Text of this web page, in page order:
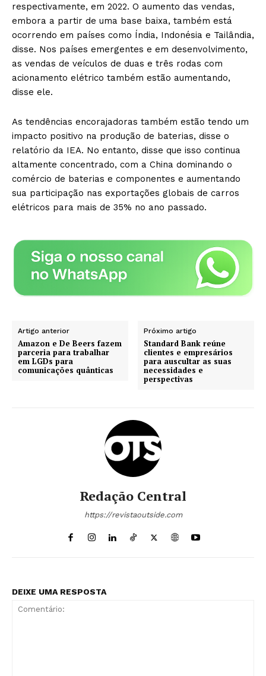
respectivamente, em 2022. O aumento das vendas,
embora a partir de uma base baixa, também está
ocorrendo em países como Índia, Indonésia e Tailândia,
disse. Nos países emergentes e em desenvolvimento,
as vendas de veículos de duas e três rodas com
acionamento elétrico também estão aumentando,
disse ele.
As tendências encorajadoras também estão tendo um
impacto positivo na produção de baterias, disse o
relatório da IEA. No entanto, disse que isso continua
altamente concentrado, com a China dominando o
comércio de baterias e componentes e aumentando
sua participação nas exportações globais de carros
elétricos para mais de 35% no ano passado.
Artigo anterior
Amazon e De Beers fazem
parceria para trabalhar
em LGDs para
comunicações quânticas
Próximo artigo
Standard Bank reúne
clientes e empresários
para auscultar as suas
necessidades e
perspectivas
Redação Central
https://revistaoutside.com
DEIXE UMA RESPOSTA